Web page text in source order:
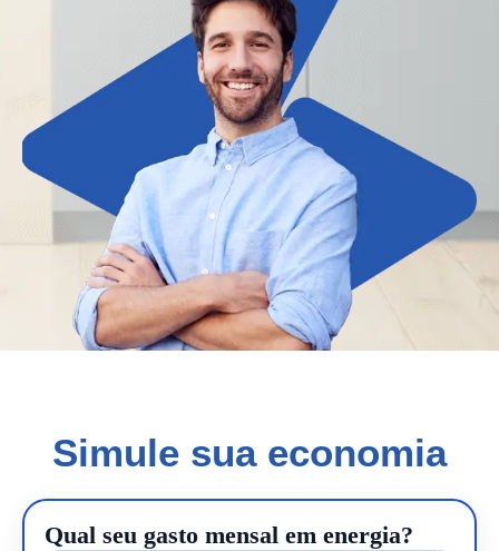
Simule sua economia
Qual seu gasto mensal em energia?